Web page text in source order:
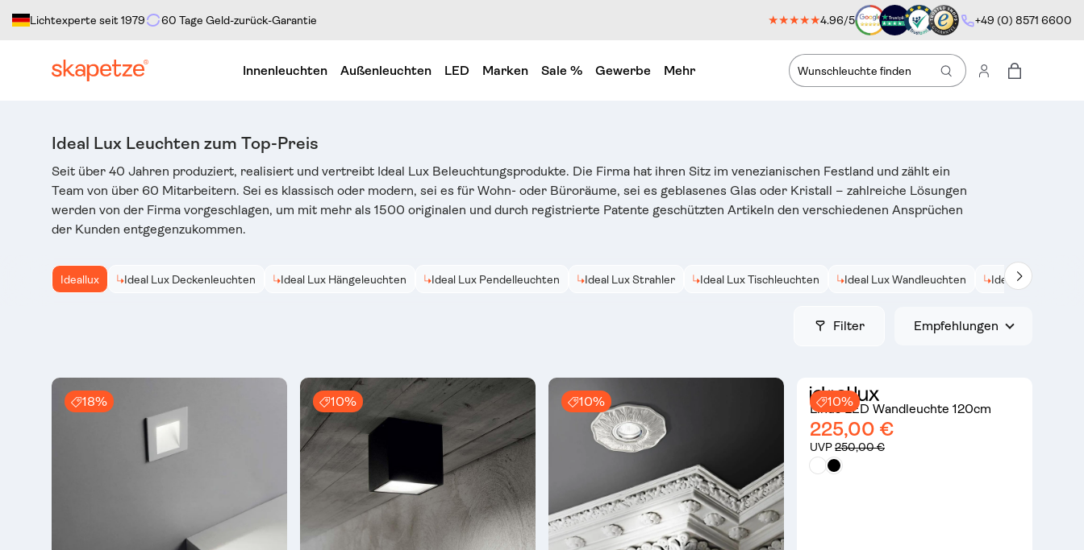
Direkt zum Inhalt
Lichtexperte seit 1979 60 Tage Geld-zurück-Garantie ★★★★★4.96/5 +49 (0) 8571 6600
Suche Einloggen
Innenleuchten Außenleuchten LED Marken Sale % Gewerbe Mehr
Ideal Lux Leuchten zum Top-Preis
Seit über 40 Jahren produziert, realisiert und vertreibt Ideal Lux Beleuchtungsprodukte. Die Firma hat ihren Sitz im venezianischen Festland und zählt ein
Team von über 60 Mitarbeitern. Sei es klassisch oder modern, sei es für Wohn- oder Büroräume, sei es geblasenes Glas oder Kristall – zahlreiche Lösungen
werden von der Firma vorgeschlagen, um mit mehr als 1500 originalen und durch registrierte Patente geschützten Artikeln den verschiedenen Ansprüchen
der Kunden entgegenzukommen.
Ideallux Ideal Lux Deckenleuchten Ideal Lux Hängeleuchten Ideal Lux Pendelleuchten Ideal Lux Strahler Ideal Lux Tischleuchten Ideal Lux Wandleuchten Ideal LuxNächste
Filter
Sortieren nach:
Empfehlungen
Ergebnisse anzeigen (696)
18% 10% 10% 10%
Linus LED Wandleuchte 120cm
225,00 €
UVP250,00 €